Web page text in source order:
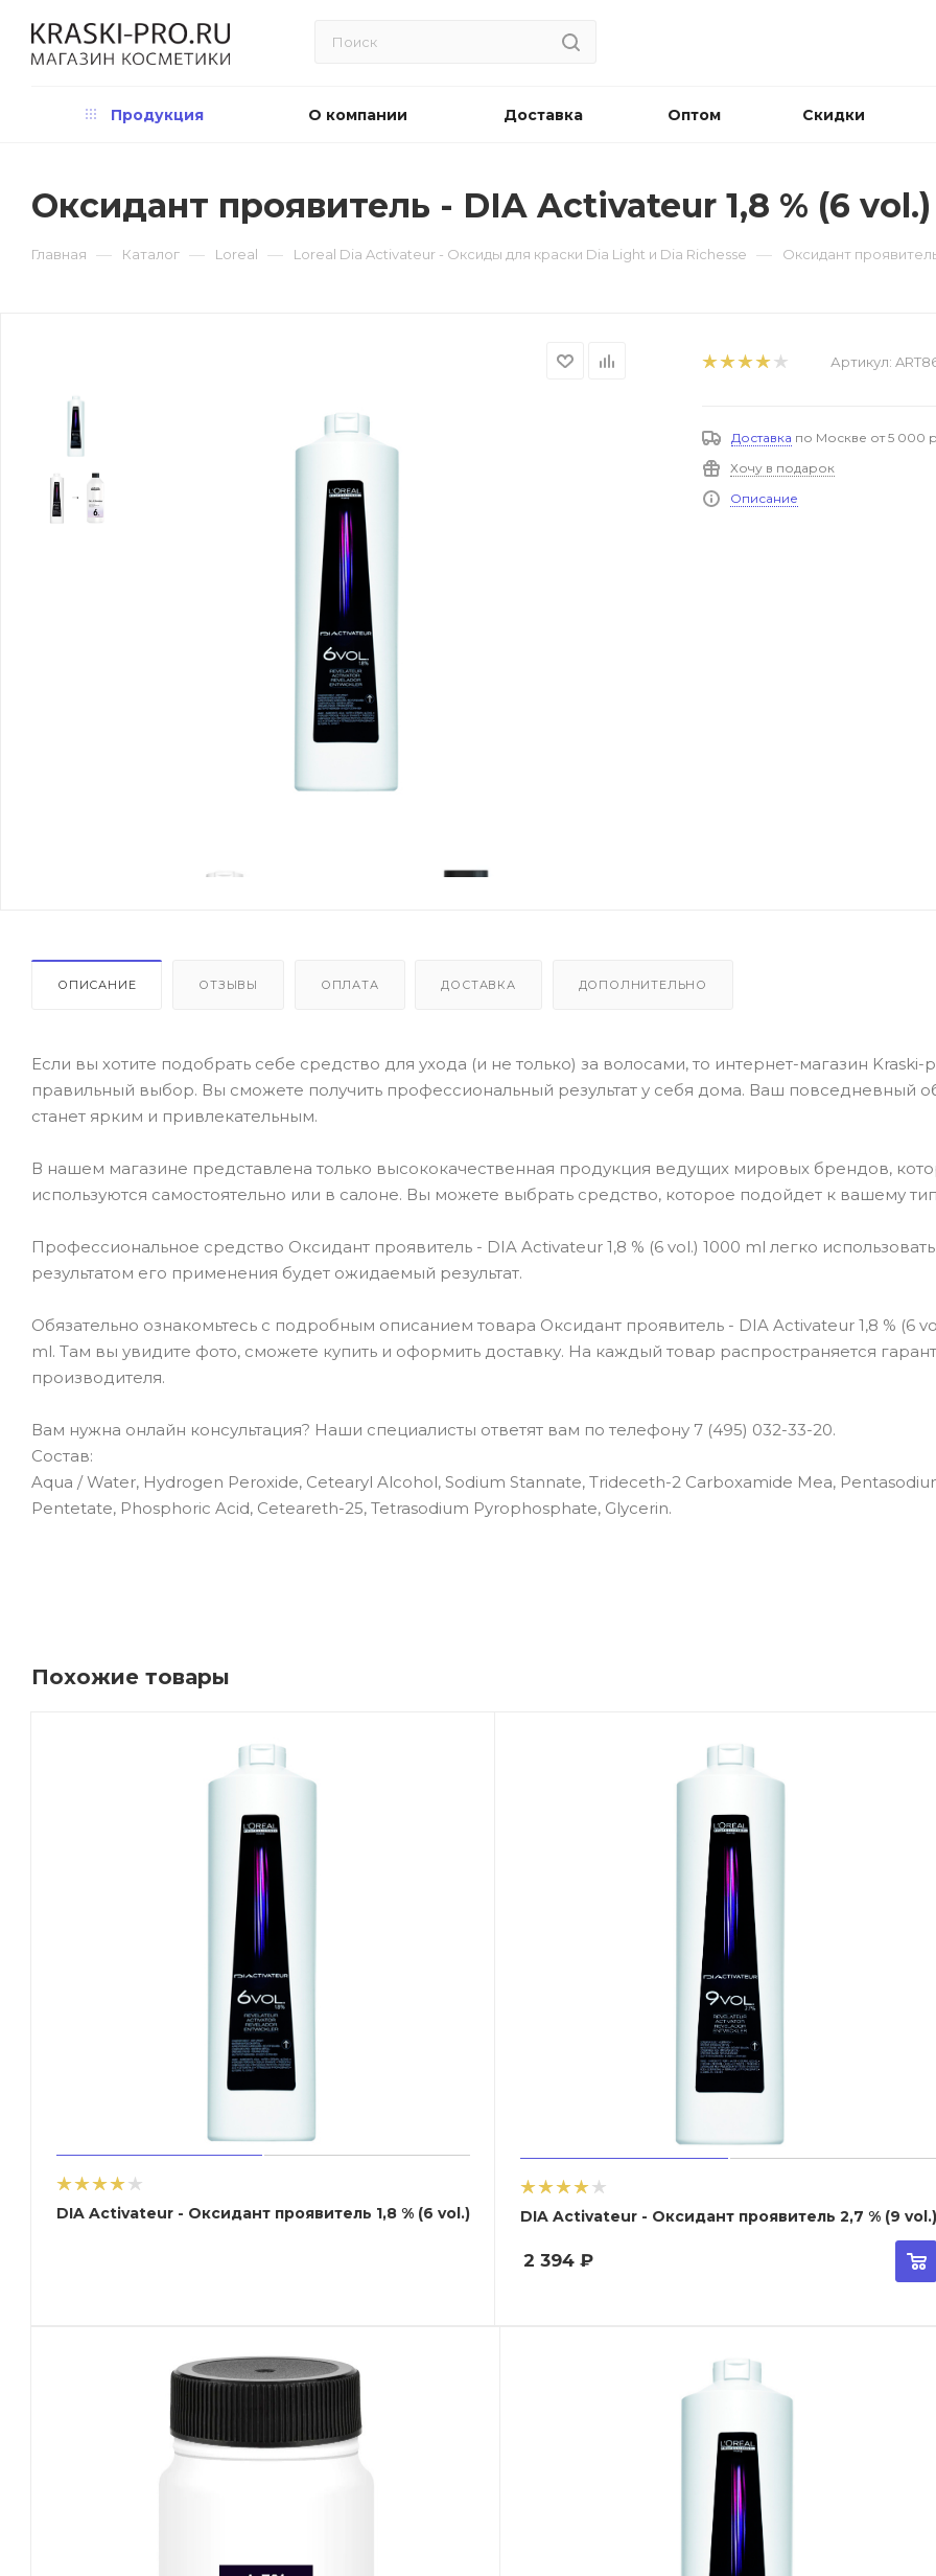
Продукция О компании Доставка Оптом Скидки
Оксидант проявитель - DIA Activateur 1,8 % (6
Главная — Каталог — Loreal — Loreal Dia Activateur - Оксиды для краски Dia Light и Dia Richesse — Оксидант
Артикул:
Доставка по Москве от 5 000
Хочу в подарок
Описание
ОПИСАНИЕ ОТЗЫВЫ ОПЛАТА ДОСТАВКА ДОПОЛНИТЕЛЬНО
Если вы хотите подобрать себе средство для ухода (и не только) за волосами, то интернет-магазин
правильный выбор. Вы сможете получить профессиональный результат у себя дома. Ваш повседневный
станет ярким и привлекательным.
В нашем магазине представлена только высококачественная продукция ведущих мировых брендов,
используются самостоятельно или в салоне. Вы можете выбрать средство, которое подойдет к вашему
Профессиональное средство Оксидант проявитель - DIA Activateur 1,8 % (6 vol.) 1000 ml легко
результатом его применения будет ожидаемый результат.
Обязательно ознакомьтесь с подробным описанием товара Оксидант проявитель - DIA Activateur 1,8 % (6
ml. Там вы увидите фото, сможете купить и оформить доставку. На каждый товар распространяется
производителя.
Вам нужна онлайн консультация? Наши специалисты ответят вам по телефону 7 (495) 032-33-20.
Состав:
Aqua / Water, Hydrogen Peroxide, Cetearyl Alcohol, Sodium Stannate, Trideceth-2 Carboxamide Mea,
Pentetate, Phosphoric Acid, Ceteareth-25, Tetrasodium Pyrophosphate, Glycerin.
Похожие товары
DIA Activateur - Оксидант проявитель 1,8 % (6 vol.) DIA Activateur - Оксидант проявитель 2,7 % (9 vol.)
2 394 ₽